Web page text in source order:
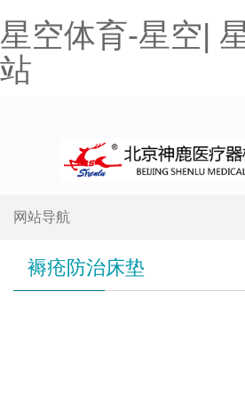
星空体育-星空|
站
网站导航
褥疮防治床垫